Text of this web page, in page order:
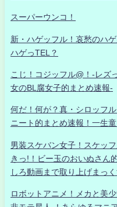
スーパーウンコ！
新・ハゲッフル！哀愁のハ
ハゲっTEL？
こじ！コジッフル@！-レズ
女のBL腐女子的まとめ速報-
何だ！何が？真・シロッ
ニート的まとめ速報！一生
男装スケバン女子！スケッ
きっ!！ビー玉のおいぬさん
しろ動画まで取り上げまっ
ロボットアニメ！メカと美